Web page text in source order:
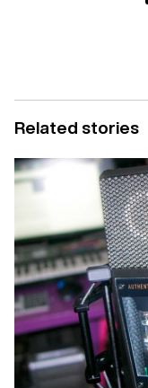
Related stories